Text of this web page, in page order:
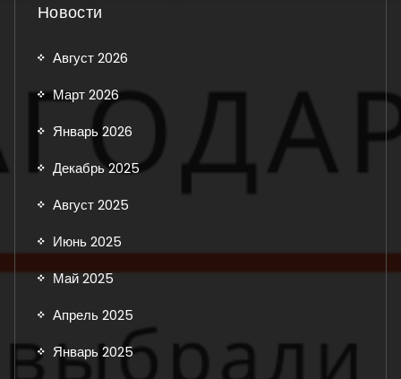
Новости
Август 2026
Март 2026
Январь 2026
Декабрь 2025
Август 2025
Июнь 2025
Май 2025
Апрель 2025
Январь 2025